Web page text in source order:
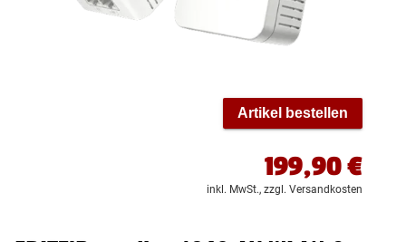
Artikel bestellen
199,90€
inkl. MwSt., zzgl. Versandkosten